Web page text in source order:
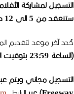
التسجيل لمشاركة
ستنعقد من 5 الى 12 ديسمبر 2026 بالجزائر العاصمة
حُدد آخر موعد لتقديم
(الساعة 23:59 بتوقيت الجزائر).
التسجيل مجاني ويتم